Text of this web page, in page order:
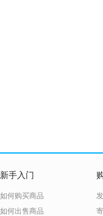
新手入门
如何购买商品
如何出售商品